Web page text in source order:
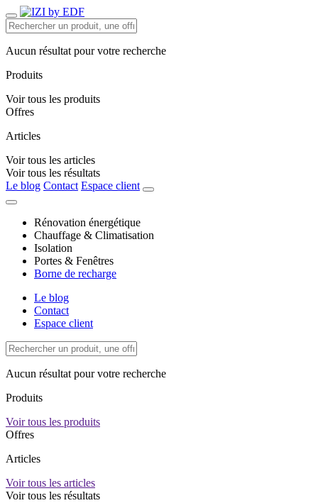
Aucun résultat pour votre recherche
Produits
Voir tous les produits
Offres
Articles
Voir tous les articles
Voir tous les résultats
Le blog Contact Espace client
Rénovation énergétique
Chauffage & Climatisation
Isolation
Portes & Fenêtres
Borne de recharge
Le blog
Contact
Espace client
Aucun résultat pour votre recherche
Produits
Voir tous les produits
Offres
Articles
Voir tous les articles
Voir tous les résultats